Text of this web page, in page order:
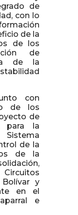
de
con lo
de la
de los
de
de la
con
de los
de
para la
de la
de la
y
en el
e